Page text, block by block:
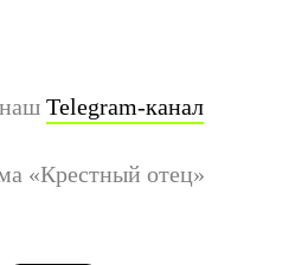
Telegram-канал
«Крестный отец»